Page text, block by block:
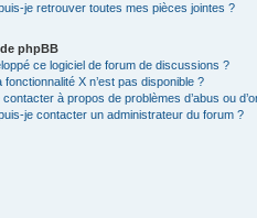
je retrouver toutes mes pièces jointes ?
phpBB
ce logiciel de forum de discussions ?
fonctionnalité X n’est pas disponible ?
à propos de problèmes d’abus ou
je contacter un administrateur du forum ?